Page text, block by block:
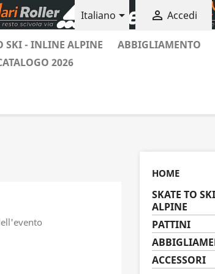
Italiano  Accedi
SKI - INLINE ALPINE ABBIGLIAMENTO
2026
HOME
SKATE TO
ALPINE
PATTINI
ACCESSORI